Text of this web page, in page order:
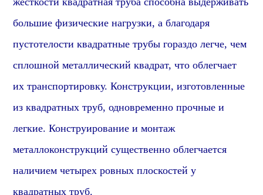
большие физические нагрузки, а благодаря
пустотелости квадратные трубы гораздо легче, чем
сплошной металлический квадрат, что облегчает
их транспортировку. Конструкции, изготовленные
из квадратных труб, одновременно прочные и
легкие. Конструирование и монтаж
металлоконструкций существенно облегчается
наличием четырех ровных плоскостей у
квадратных труб.